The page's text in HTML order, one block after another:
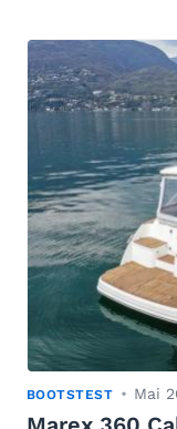
BOOTSTEST Mai